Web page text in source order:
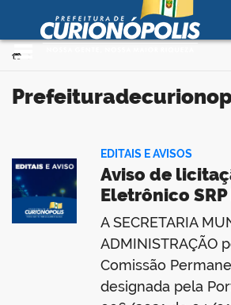
Ir para o conteúdo
Prefeitura
Curionópolis
portal
Você está aqui:
EDITAIS E AVISOS
Aviso de
Eletrônico
A SECRETARIA
ADMINISTRAÇÃO
Comissão
designada pela